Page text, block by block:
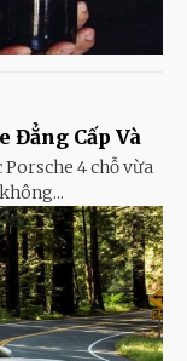
Đẳng Cấp Và
4 chỗ vừa